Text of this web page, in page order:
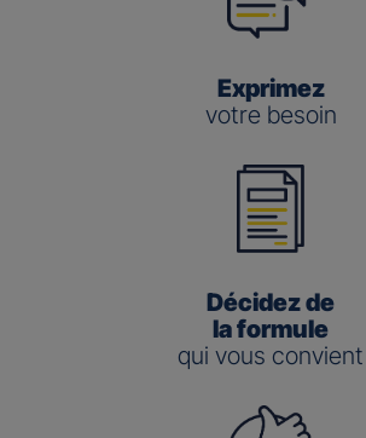
Exprimez
votre besoin
Décidez de
la formule
qui vous convient